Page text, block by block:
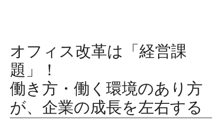
オフィス改革は「経営課
題」！
働き方・働く環境のあり方
が、企業の成長を左右する